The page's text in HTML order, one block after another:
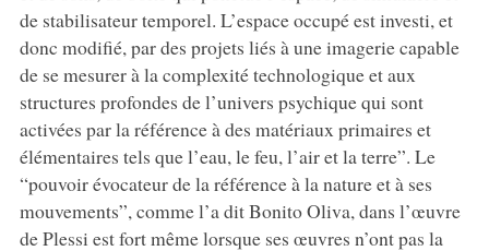
de stabilisateur temporel. L’espace occupé est investi, et
donc modifié, par des projets liés à une imagerie capable
de se mesurer à la complexité technologique et aux
structures profondes de l’univers psychique qui sont
activées par la référence à des matériaux primaires et
élémentaires tels que l’eau, le feu, l’air et la terre”. Le
“pouvoir évocateur de la référence à la nature et à ses
mouvements”, comme l’a dit Bonito Oliva, dans l’œuvre
de Plessi est fort même lorsque ses œuvres n’ont pas la